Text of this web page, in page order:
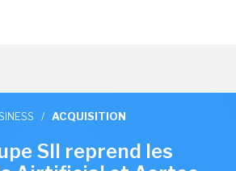
/ ACQUISITION
SII reprend les